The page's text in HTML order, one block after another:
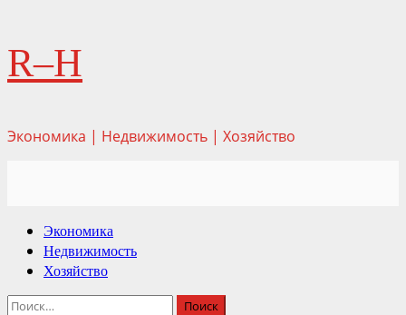
Перейти
содержимому
R–H
Экономика | Недвижимость | Хозяйство
Основное
меню
Экономика
Недвижимость
Хозяйство
Найти: